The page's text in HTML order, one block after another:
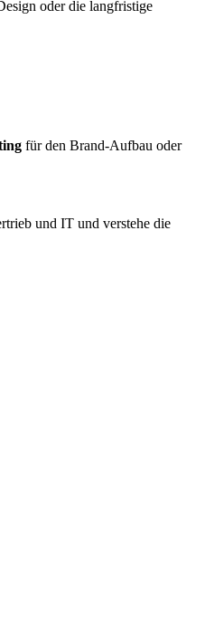
oder die langfristige
für den Brand-Aufbau oder
und IT und verstehe die